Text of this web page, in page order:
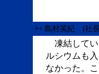
++ 島村英紀 (社
凍結してい
ルシウムも
なかった。